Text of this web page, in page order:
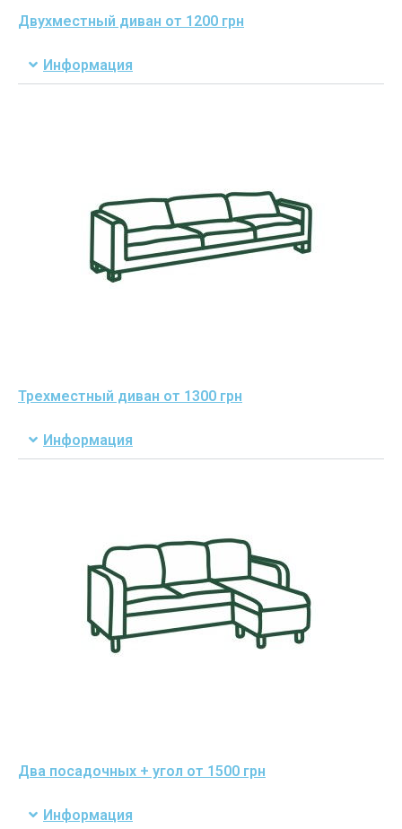
Двухместный диван от 1200 грн
Информация
Трехместный диван от 1300 грн
Информация
Два посадочных + угол от 1500 грн
Информация